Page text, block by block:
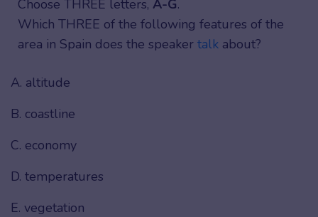
Choose THREE letters, A-G.
Which THREE of the following features of the
area in Spain does the speaker talk about?
A. altitude
B. coastline
C. economy
D. temperatures
E. vegetation